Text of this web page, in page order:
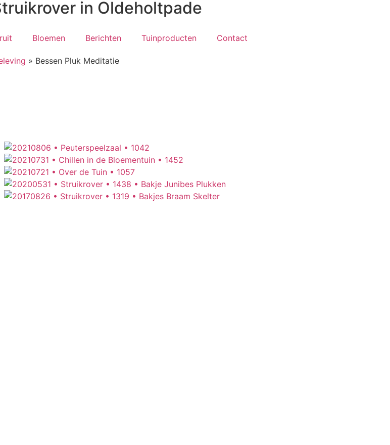
in Oldeholtpade
Bloemen Berichten Tuinproducten Contact
» Bessen Pluk Meditatie